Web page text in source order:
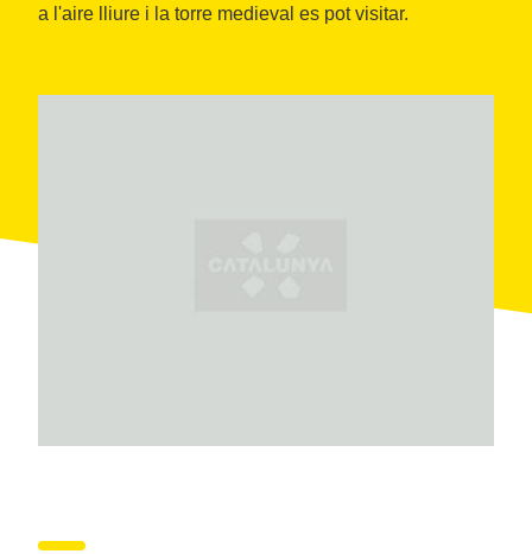
a l'aire lliure i la torre medieval es pot visitar.